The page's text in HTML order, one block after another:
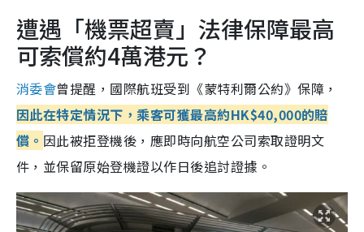
遭遇「機票超賣」法律保障最高
可索償約4萬港元？
消委會曾提醒，國際航班受到《蒙特利爾公約》保障，
因此在特定情況下，乘客可獲最高約HK$40,000的賠
償。 因此被拒登機後，應即時向航空公司索取證明文
件，並保留原始登機證以作日後追討證據。